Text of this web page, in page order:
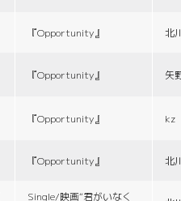
『Opportunity』 北
『Opportunity』 矢
『Opportunity』 kz
『Opportunity』 北
Single/映画“君がいなく